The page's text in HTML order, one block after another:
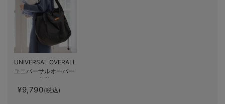
UNIVERSAL OVERALL
ユニバーサルオーバー
オール 巾着 トートバ
ッグ マザーズ 撥水
¥9,790(税込)